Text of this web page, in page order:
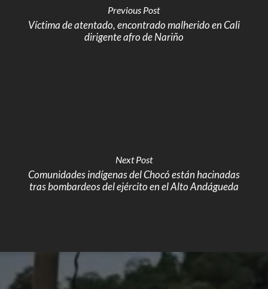
Previous Post
Víctima de atentado, encontrado malherido en Cali
dirigente afro de Nariño
Next Post
Comunidades indígenas del Chocó están hacinadas
tras bombardeos del ejército en el Alto Andágueda